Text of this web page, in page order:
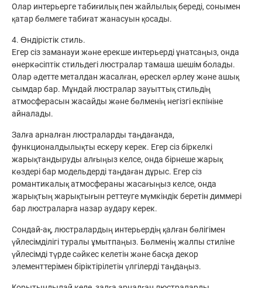
Олар интерьерге табиғилық пен жайлылық береді, сонымен
қатар бөлмеге табиғат жанасуын қосады.
4. Өндірістік стиль.
Егер сіз заманауи және ерекше интерьерді ұнатсаңыз, онда
өнеркәсіптік стильдегі люстралар тамаша шешім болады.
Олар әдетте металдан жасалған, өрескел әрлеу және ашық
сымдар бар. Мұндай люстралар зауыттық стильдің
атмосферасын жасайды және бөлменің негізгі екпініне
айналады.
Залға арналған люстраларды таңдағанда,
функционалдылықты ескеру керек. Егер сіз біркелкі
жарықтандыруды алғыңыз келсе, онда бірнеше жарық
көздері бар модельдерді таңдаған дұрыс. Егер сіз
романтикалық атмосфераны жасағыңыз келсе, онда
жарықтың жарықтығын реттеуге мүмкіндік беретін диммері
бар люстраларға назар аудару керек.
Сондай-ақ, люстралардың интерьердің қалған бөлігімен
үйлесімділігі туралы ұмытпаңыз. Бөлменің жалпы стиліне
үйлесімді түрде сәйкес келетін және басқа декор
элементтерімен біріктірілетін үлгілерді таңдаңыз.